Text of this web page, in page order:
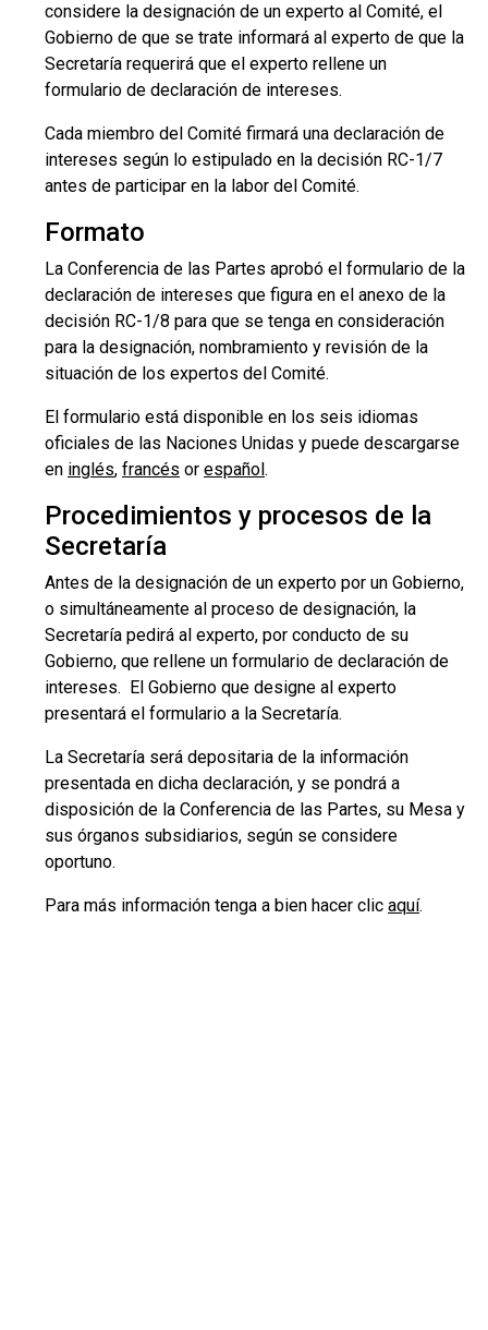
considere la designación de un experto al Comité, el
Gobierno de que se trate informará al experto de que la
Secretaría requerirá que el experto rellene un
formulario de declaración de intereses.
Cada miembro del Comité firmará una declaración de
intereses según lo estipulado en la decisión RC-1/7
antes de participar en la labor del Comité.
Formato
La Conferencia de las Partes aprobó el formulario de la
declaración de intereses que figura en el anexo de la
decisión RC-1/8 para que se tenga en consideración
para la designación, nombramiento y revisión de la
situación de los expertos del Comité.
El formulario está disponible en los seis idiomas
oficiales de las Naciones Unidas y puede descargarse
en inglés, francés or español.
Procedimientos y procesos de la
Secretaría
Antes de la designación de un experto por un Gobierno,
o simultáneamente al proceso de designación, la
Secretaría pedirá al experto, por conducto de su
Gobierno, que rellene un formulario de declaración de
intereses. El Gobierno que designe al experto
presentará el formulario a la Secretaría.
La Secretaría será depositaria de la información
presentada en dicha declaración, y se pondrá a
disposición de la Conferencia de las Partes, su Mesa y
sus órganos subsidiarios, según se considere
oportuno.
Para más información tenga a bien hacer clic aquí.